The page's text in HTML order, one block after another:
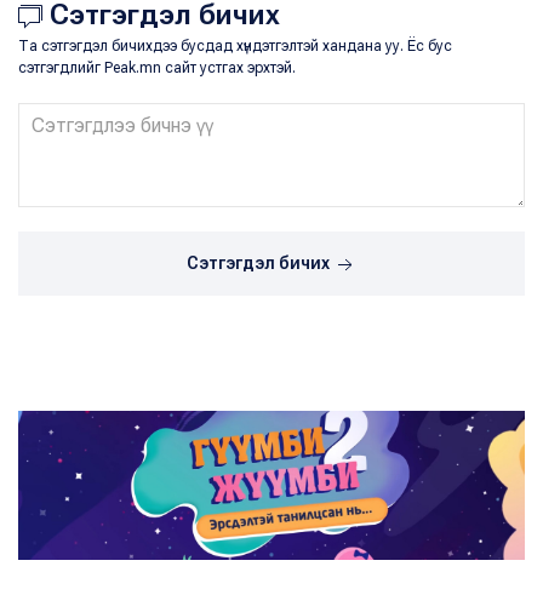
Сэтгэгдэл бичих
Та сэтгэгдэл бичихдээ бусдад хүндэтгэлтэй хандана уу. Ёс бус
сэтгэгдлийг Peak.mn сайт устгах эрхтэй.
Сэтгэгдэл бичих